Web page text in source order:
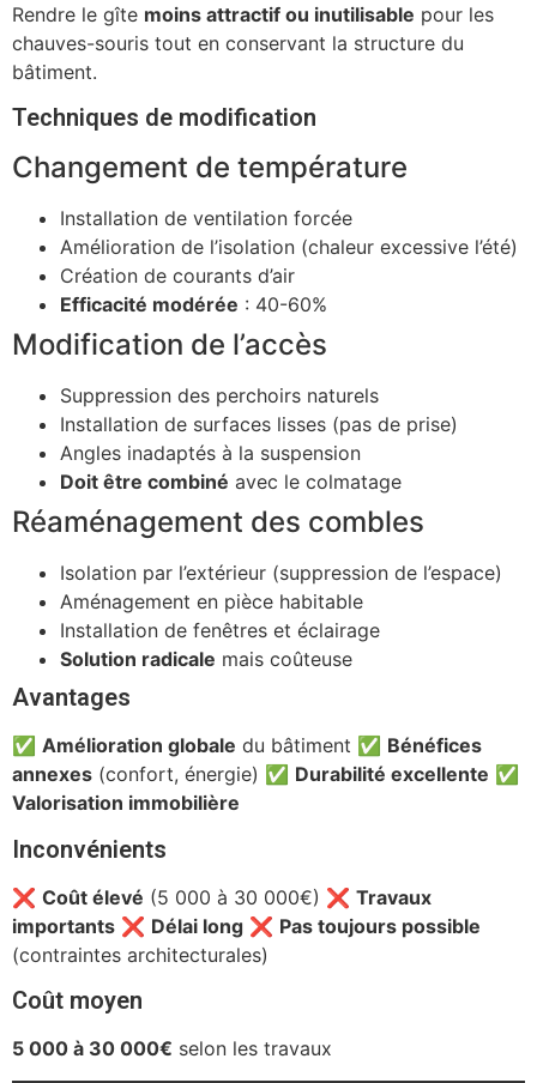
Rendre le gîte moins attractif ou inutilisable pour les
chauves-souris tout en conservant la structure du
bâtiment.
Techniques de modification
Changement de température
Installation de ventilation forcée
Amélioration de l’isolation (chaleur excessive l’été)
Création de courants d’air
Efficacité modérée : 40-60%
Modification de l’accès
Suppression des perchoirs naturels
Installation de surfaces lisses (pas de prise)
Angles inadaptés à la suspension
Doit être combiné avec le colmatage
Réaménagement des combles
Isolation par l’extérieur (suppression de l’espace)
Aménagement en pièce habitable
Installation de fenêtres et éclairage
Solution radicale mais coûteuse
Avantages
✅ Amélioration globale du bâtiment ✅ Bénéfices
annexes (confort, énergie) ✅ Durabilité excellente ✅
Valorisation immobilière
Inconvénients
❌ Coût élevé (5 000 à 30 000€) ❌ Travaux
importants ❌ Délai long ❌ Pas toujours possible
(contraintes architecturales)
Coût moyen
5 000 à 30 000€ selon les travaux